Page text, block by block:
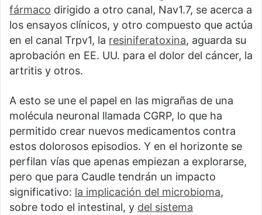
fármaco dirigido a otro canal, Nav1.7, se acerca a
los ensayos clínicos, y otro compuesto que actúa
en el canal Trpv1, la resiniferatoxina, aguarda su
aprobación en EE. UU. para el dolor del cáncer, la
artritis y otros.
A esto se une el papel en las migrañas de una
molécula neuronal llamada CGRP, lo que ha
permitido crear nuevos medicamentos contra
estos dolorosos episodios. Y en el horizonte se
perfilan vías que apenas empiezan a explorarse,
pero que para Caudle tendrán un impacto
significativo: la implicación del microbioma,
sobre todo el intestinal, y del sistema